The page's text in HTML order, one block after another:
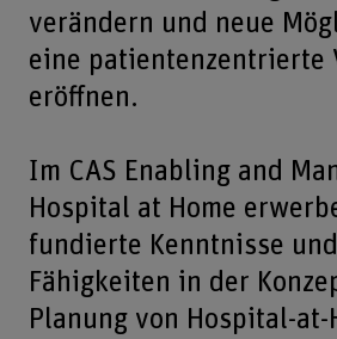
verändern und neue
eine patientenzentrierte
eröffnen.
Im CAS Enabling and
Hospital at Home
fundierte Kenntnisse
Fähigkeiten in der
Planung von Hospital-at-